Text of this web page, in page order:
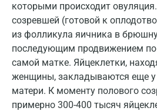
которыми происходит
созревшей (готовой к
из фолликула яичника в
последующим продвижением
самой матке. Яйцеклетки,
женщины, закладываются еще у
матери. К моменту полового
примерно 300-400 тысяч
Калининград
Калуга
Кемерово
Ковров
Коломна